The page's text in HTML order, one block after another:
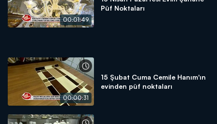
00:01:49
Püf Noktaları
00:00:31
15 Şubat Cuma Cemile Hanım'ın
evinden püf noktaları